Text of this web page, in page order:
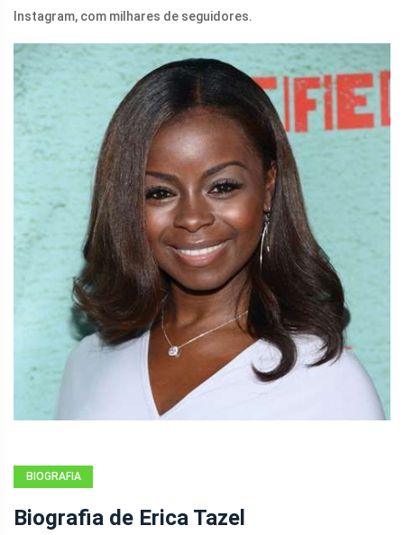
Instagram, com milhares de seguidores.
BIOGRAFIA
Biografia de Erica Tazel